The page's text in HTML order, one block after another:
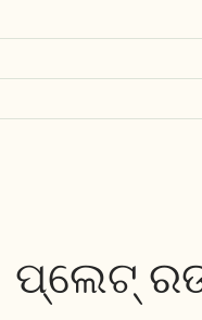
ପ୍ଲେଟ୍